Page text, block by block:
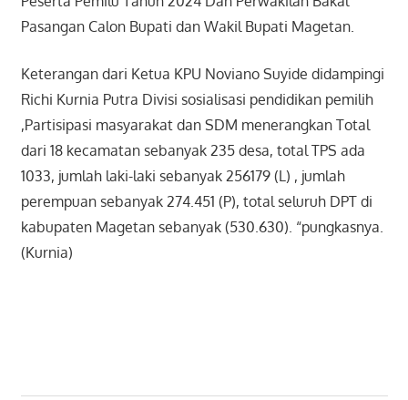
Pasangan Calon Bupati dan Wakil Bupati Magetan.
Keterangan dari Ketua KPU Noviano Suyide didampingi
Richi Kurnia Putra Divisi sosialisasi pendidikan pemilih
,Partisipasi masyarakat dan SDM menerangkan Total
dari 18 kecamatan sebanyak 235 desa, total TPS ada
1033, jumlah laki-laki sebanyak 256179 (L) , jumlah
perempuan sebanyak 274.451 (P), total seluruh DPT di
kabupaten Magetan sebanyak (530.630). “pungkasnya.
(Kurnia)